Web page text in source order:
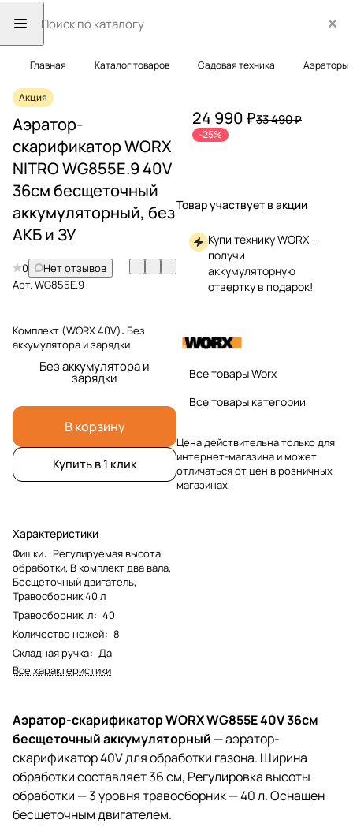
Главная Каталог товаров Садовая техника Аэраторы
Акция
Аэратор-
скарификатор WORX
NITRO WG855E.9 40V
36см бесщеточный
аккумуляторный, без
АКБ и ЗУ
0
Нет отзывов
Арт.WG855E.9
Комплект (WORX 40V): Без
аккумулятора и зарядки
Без аккумулятора и
зарядки
В корзину
Купить в 1 клик
Характеристики
Фишки: Регулируемая высота
обработки, В комплект два вала,
Бесщеточный двигатель,
Травосборник 40 л
Травосборник, л: 40
Количество ножей: 8
Складная ручка: Да
Все характеристики
24 990 ₽33 490 ₽
-25%
Товар участвует в акции
Купи технику WORX —
получи
аккумуляторную
отвертку в подарок!
Все товары Worx
Все товары категории
Цена действительна только для
интернет-магазина и может
отличаться от цен в розничных
магазинах
Аэратор-скарификатор WORX WG855E 40V 36см
бесщеточный аккумуляторный — аэратор-
скарификатор 40V для обработки газона. Ширина
обработки составляет 36 см, Регулировка высоты
обработки — 3 уровня травосборник — 40 л. Оснащен
бесщеточным двигателем.